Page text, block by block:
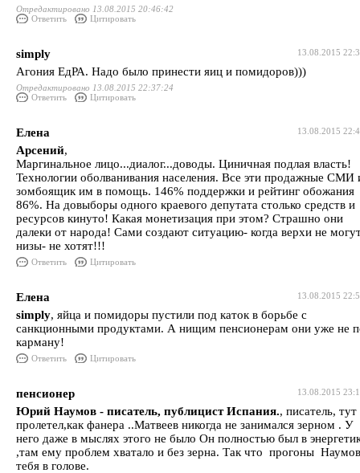
Отредактировано 13.08.2015 20:46:42
Ответить
Цитировать
13.08.2015
simply
Агония ЕдРА. Надо было принести яиц и помидоров)))
Отредактировано 13.08.2015 22:37:24
Ответить
Цитировать
13.08.2015
Елена
Арсений,
Маргинальное лицо...диалог...доводы. Циничная подлая власть!
Технологии оболванивания населения. Все эти продажные СМИ
зомбоящик им в помощь. 146% поддержки и рейтинг обожания
86%. На довыборы одного краевого депутата столько средств и
ресурсов кинуто! Какая монетизация при этом? Страшно они
далеки от народа! Сами создают ситуацию- когда верхи не
низы- не хотят!!!
Ответить Цитировать
13.08.2015
Елена
simply, яйца и помидоры пустили под каток в борьбе с
санкционными продуктами. А нищим пенсионерам они уже не
карману!
Ответить Цитировать
13.08.2015
пенсионер
Юрий Наумов - писатель, публицист Испания., писатель,
пролетел,как фанера ..Матвеев никогда не занимался зерном . У
него даже в мыслях этого не было Он полностью был в
,там ему проблем хватало и без зерна. Так что прогоны
тебя в голове.